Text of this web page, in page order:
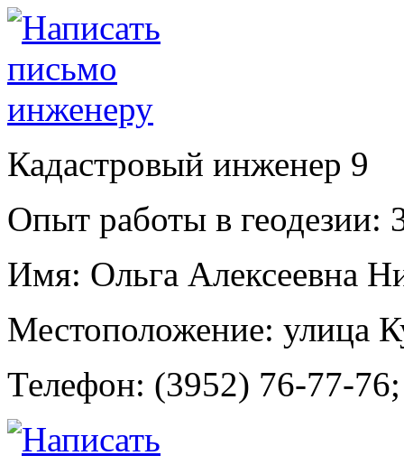
Кадастровый инженер 9
Опыт работы в геодезии:
Имя: Ольга Алексеевна
Местоположение: улица
Телефон: (3952) 76-77-